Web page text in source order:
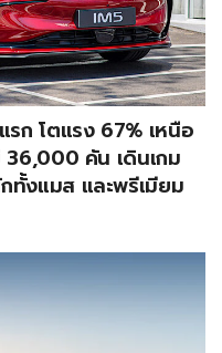
รก โตแรง 67% เหนือ
36,000 คัน เดินเกม
ทั้งแมส และพรีเมียม